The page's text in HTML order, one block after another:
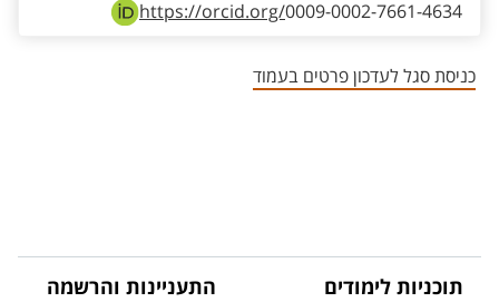
https://orcid.org/0009-0002-7661-4634
כניסת סגל לעדכון פרטים בעמוד
תוכניות לימודים התעניינות והרשמה